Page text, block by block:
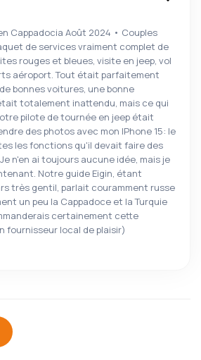
Cappadocia Août 2024 • Couples
de services vraiment complet de
rouges et bleues, visite en jeep, vol
aéroport. Tout était parfaitement
bonnes voitures, une bonne
totalement inattendu, mais ce qui
pilote de tournée en jeep était
des photos avec mon IPhone 15: le
les fonctions qu'il devait faire des
n'en ai toujours aucune idée, mais je
Notre guide Eigin, étant
très gentil, parlait couramment russe
un peu la Cappadoce et la Turquie
certainement cette
fournisseur local de plaisir)